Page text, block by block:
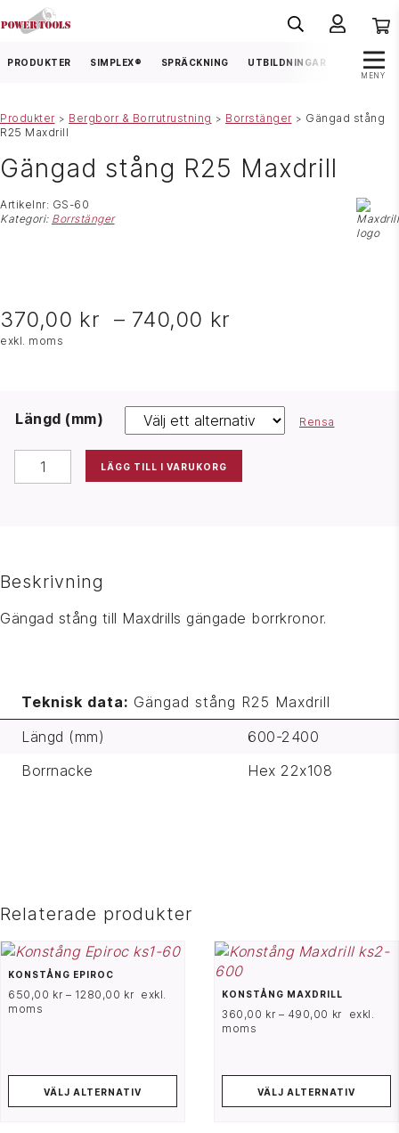
MENY
PRODUKTER SIMPLEX® SPRÄCKNING UTBILDNINGAR FRÅGOR
Produkter > Bergborr & Borrutrustning > Borrstänger > Gängad stång
R25 Maxdrill
Gängad stång R25 Maxdrill
Artikelnr: GS-60
Kategori: Borrstänger
370,00 kr – 740,00 kr
exkl. moms
Längd (mm) Rensa
LÄGG TILL I VARUKORG
Beskrivning
Gängad stång till Maxdrills gängade borrkronor.
Teknisk data: Gängad stång R25 Maxdrill
Längd (mm)
600-2400
Borrnacke
Hex 22x108
Relaterade produkter
KONSTÅNG EPIROC
650,00 kr – 1280,00 kr exkl.
moms
VÄLJ ALTERNATIV
KONSTÅNG MAXDRILL
360,00 kr – 490,00 kr
exkl.
moms
VÄLJ ALTERNATIV